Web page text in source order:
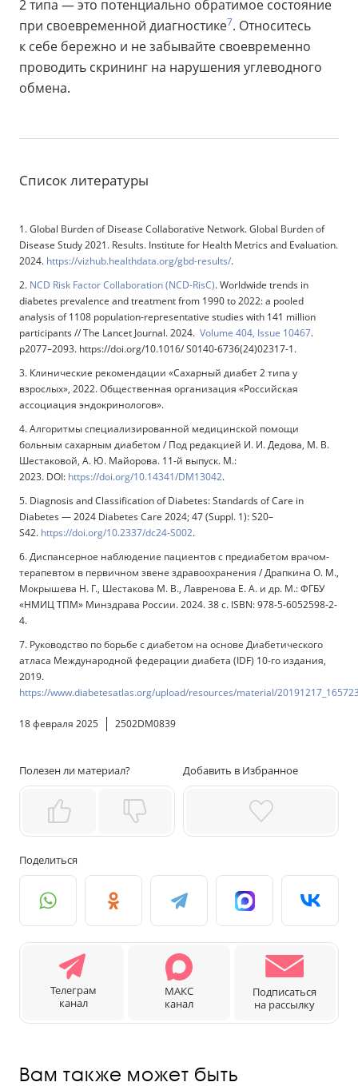
2 типа — это потенциально обратимое состояние
при своевременной диагностике7. Относитесь
к себе бережно и не забывайте своевременно
проводить скрининг на нарушения углеводного
обмена.
Список литературы
1. Global Burden of Disease Collaborative Network. Global Burden of
Disease Study 2021. Results. Institute for Health Metrics and Evaluation.
2024. https://vizhub.healthdata.org/gbd-results/.
2. NCD Risk Factor Collaboration (NCD-RisC). Worldwide trends in
diabetes prevalence and treatment from 1990 to 2022: a pooled
analysis of 1108 population-representative studies with 141 million
participants // The Lancet Journal. 2024. Volume 404, Issue 10467.
p2077–2093. https://doi.org/10.1016/ S0140-6736(24)02317-1.
3. Клинические рекомендации «Сахарный диабет 2 типа у
взрослых», 2022. Общественная организация «Российская
ассоциация эндокринологов».
4. Алгоритмы специализированной медицинской помощи
больным сахарным диабетом / Под редакцией И. И. Дедова, М. В.
Шестаковой, А. Ю. Майорова. 11-й выпуск. М.:
2023. DOI: https://doi.org/10.14341/DM13042.
5. Diagnosis and Classification of Diabetes: Standards of Care in
Diabetes — 2024 Diabetes Care 2024; 47 (Suppl. 1): S20–
S42. https://doi.org/10.2337/dc24-S002.
6. Диспансерное наблюдение пациентов с предиабетом врачом-
терапевтом в первичном звене здравоохранения / Драпкина О. М.,
Мокрышева Н. Г., Шестакова М. В., Лавренова Е. А. и др. М.: ФГБУ
«НМИЦ ТПМ» Минздрава России. 2024. 38 с. ISBN: 978-5-6052598-2-
4.
7. Руководство по борьбе с диабетом на основе Диабетического
атласа Международной федерации диабета (IDF) 10-го издания,
2019.
https://www.diabetesatlas.org/upload/resources/material/
18 февраля 2025 2502DM0839
Полезен ли материал? Добавить в Избранное
Поделиться
Телеграм
канал
МАКС
канал
Подписаться
на рассылку
Вам также может быть